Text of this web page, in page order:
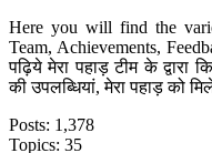
Here you will find the
Team, Achievements,
पढ़िये मेरा पहाड़ टीम के द्वारा
की उपलब्धियां, मेरा पहाड़ को
Posts: 1,378
Topics: 35